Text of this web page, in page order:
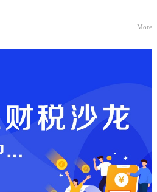
More